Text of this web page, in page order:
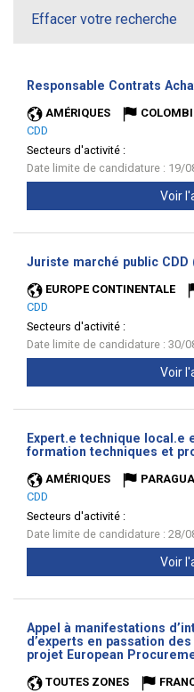
Effacer votre recherche
Responsable Contrats
AMÉRIQUES
CDD
Secteurs d'activité :
Date limite de candidature : 19/
Voir
Juriste marché public CDD
EUROPE CONTINENTALE
CDD
Secteurs d'activité :
Date limite de candidature : 30/
Voir
Expert.e technique local.e
formation techniques et
AMÉRIQUES
CDD
Secteurs d'activité :
Date limite de candidature : 28/
Voir
Appel à manifestations
d’experts en passation
projet European
TOUTES ZONES